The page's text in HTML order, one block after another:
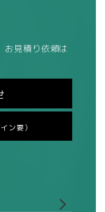
お見積り依頼は
ン要）